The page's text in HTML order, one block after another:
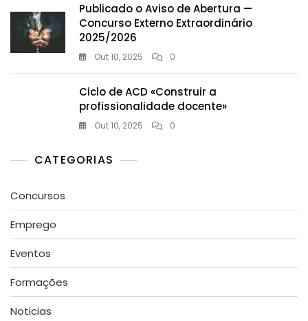
Publicado o Aviso de Abertura —
Concurso Externo Extraordinário
2025/2026
Out 10, 2025 0
Ciclo de ACD «Construir a
profissionalidade docente»
Out 10, 2025 0
CATEGORIAS
Concursos
Emprego
Eventos
Formações
Noticias